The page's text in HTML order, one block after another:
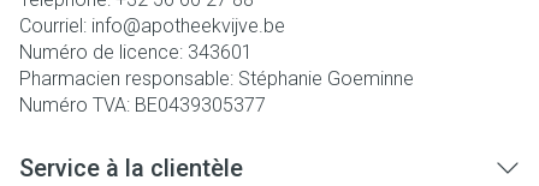
Courriel: info@apotheekvijve.be
Numéro de licence: 343601
Pharmacien responsable: Stéphanie Goeminne
Numéro TVA: BE0439305377
Service à la clientèle